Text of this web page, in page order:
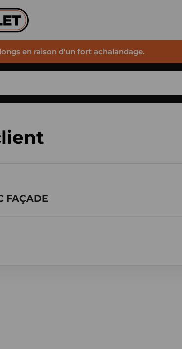
en raison d'un fort achalandage.
FAÇADE